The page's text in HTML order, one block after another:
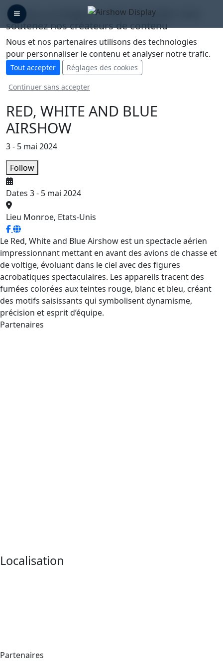
🛡️ Nous protégeons votre vie privée, vous
soutenez nos créateurs de contenu
Nous et nos partenaires utilisons des technologies
pour personnaliser le contenu et analyser notre trafic.
Tout accepter Réglages des cookies
Continuer sans accepter
RED, WHITE AND BLUE
AIRSHOW
3 - 5 mai 2024
Follow
Dates 3 - 5 mai 2024
Lieu Monroe, Etats-Unis
Le Red, White and Blue Airshow est un spectacle aérien
impressionnant mettant en avant des avions de chasse et
de voltige, évoluant dans le ciel avec des figures
acrobatiques spectaculaires. Les appareils tracent des
fumées colorées aux teintes rouge, blanc et bleu, créant
des motifs saisissants qui symbolisent dynamisme,
précision et esprit d’équipe.
Partenaires
Localisation
Partenaires